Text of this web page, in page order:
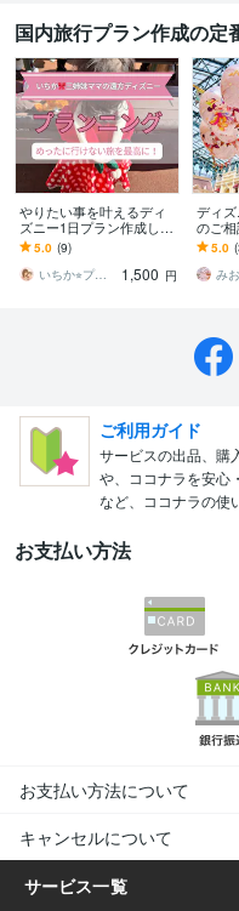
国内旅行プラン作成の定
やりたい事を叶えるディ
ズニー1日プラン作成しま
す 久しぶりでも迷わな
い！めったに行けない旅
を最高に
5.0 (9)
いちか⭐︎プランニング
1,500 円
ディ
のご相
ます ♡
年パ
の疑問
5.0
み
ご利用ガイド
サービスの出品、購
や、ココナラを安心
など、ココナラの使
お支払い方法
お支払い方法について
キャンセルについて